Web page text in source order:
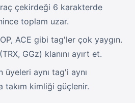
çekirdeği 6 karakterde
toplam uzar.
ACE gibi tag'ler çok yaygın.
GGz) klanını ayırt et.
üyeleri aynı tag'i aynı
takım kimliği güçlenir.